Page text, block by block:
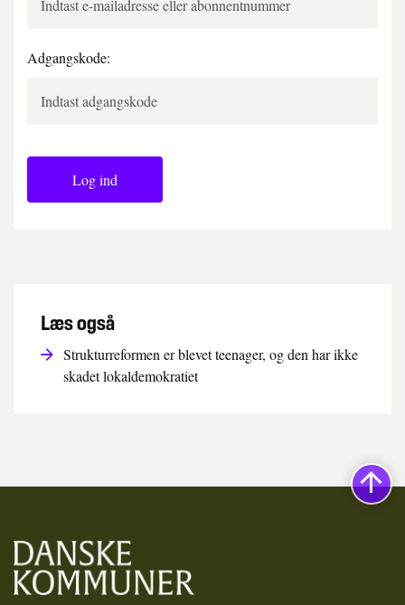
Adgangskode:
Log ind
Læs også
Strukturreformen er blevet teenager, og den har ikke
skadet lokaldemokratiet